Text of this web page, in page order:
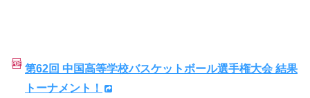
第62回 中国高等学校バスケットボール選手権大会 結果
トーナメント！